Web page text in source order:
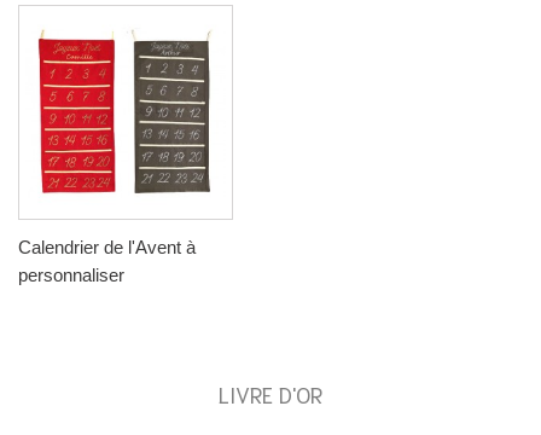
Calendrier de l'Avent à
personnaliser
LIVRE D'OR